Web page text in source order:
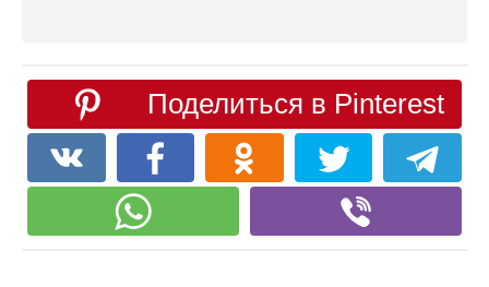
Поделиться в Pinterest